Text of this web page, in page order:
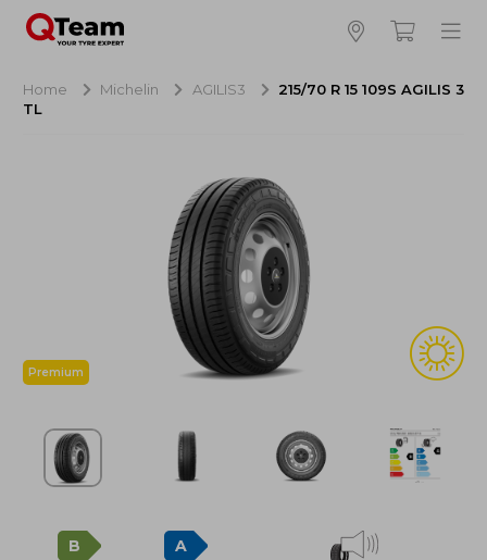
Hoeveel banden wilt u bestellen?
Totaal inclusief BTW:
Bestellen
Annuleren
Home Michelin AGILIS3
215/70 R 15 109S AGILIS 3
TL
Premium
B A